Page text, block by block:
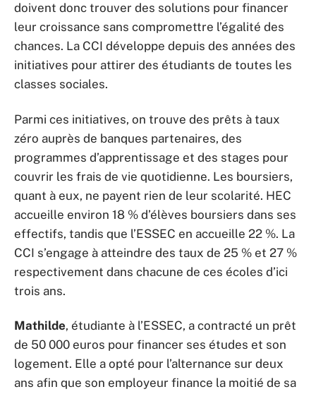
doivent donc trouver des solutions pour financer
leur croissance sans compromettre l’égalité des
chances. La CCI développe depuis des années des
initiatives pour attirer des étudiants de toutes les
classes sociales.
Parmi ces initiatives, on trouve des prêts à taux
zéro auprès de banques partenaires, des
programmes d’apprentissage et des stages pour
couvrir les frais de vie quotidienne. Les boursiers,
quant à eux, ne payent rien de leur scolarité. HEC
accueille environ 18 % d’élèves boursiers dans ses
effectifs, tandis que l’ESSEC en accueille 22 %. La
CCI s’engage à atteindre des taux de 25 % et 27 %
respectivement dans chacune de ces écoles d’ici
trois ans.
Mathilde, étudiante à l’ESSEC, a contracté un prêt
de 50 000 euros pour financer ses études et son
logement. Elle a opté pour l’alternance sur deux
ans afin que son employeur finance la moitié de sa